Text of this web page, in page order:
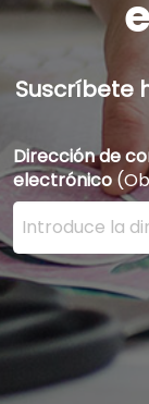
Suscríbete
Dirección de
electrónico
Ingrese su